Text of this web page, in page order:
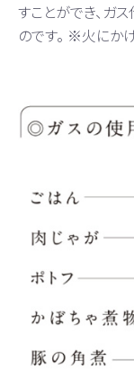
すことができ、ガ
のです。 ※火にか